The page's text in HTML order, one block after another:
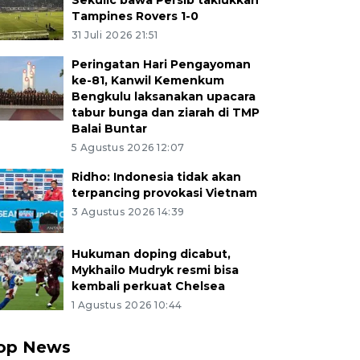
Tampines Rovers 1-0
31 Juli 2026 21:51
Peringatan Hari Pengayoman
ke-81, Kanwil Kemenkum
Bengkulu laksanakan upacara
tabur bunga dan ziarah di TMP
Balai Buntar
5 Agustus 2026 12:07
Ridho: Indonesia tidak akan
terpancing provokasi Vietnam
3 Agustus 2026 14:39
Hukuman doping dicabut,
Mykhailo Mudryk resmi bisa
kembali perkuat Chelsea
1 Agustus 2026 10:44
News